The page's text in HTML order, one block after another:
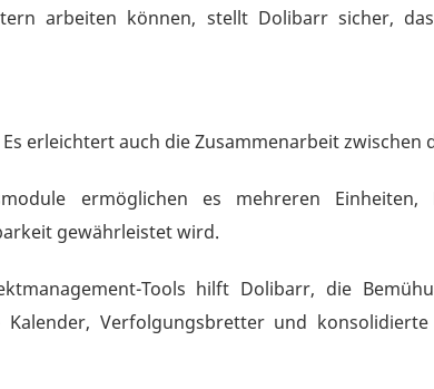
arbeiten können, stellt Dolibarr sicher,
erleichtert auch die Zusammenarbeit zwischen
ermöglichen es mehreren Einheiten,
gewährleistet wird.
Tools hilft Dolibarr, die
Verfolgungsbretter und konsolidierte